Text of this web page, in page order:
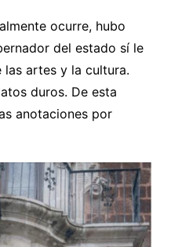
ocurre, hubo
del estado sí le
artes y la cultura.
duros. De esta
anotaciones por